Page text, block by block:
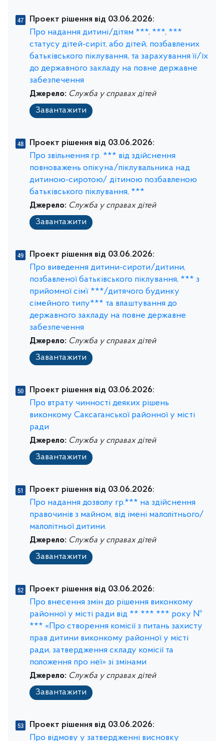
Проект рішення від 03.06.2026:
Про надання дитині/дітям ***, ***, ***
статусу дітей-сиріт, або дітей, позбавлених
батьківського піклування, та зарахування її/їх
до державного закладу на повне державне
забезпечення
Джерело: Служба у справах дітей
Завантажити
Проект рішення від 03.06.2026:
Про звільнення гр. *** від здійснення
повноважень опікуна/піклувальника над
дитиною-сиротою/ дітиною позбавленою
батьківського піклування, ***
Джерело: Служба у справах дітей
Завантажити
Проект рішення від 03.06.2026:
Про виведення дитини-сироти/дитини,
позбавленої батьківського піклування, *** з
прийомної сім’ї ***/дитячого будинку
сімейного типу*** та влаштування до
державного закладу на повне державне
забезпечення
Джерело: Служба у справах дітей
Завантажити
Проект рішення від 03.06.2026:
Про втрату чинності деяких рішень
виконкому Саксаганської районної у місті
ради
Джерело: Служба у справах дітей
Завантажити
Проект рішення від 03.06.2026:
Про надання дозволу гр.*** на здійснення
правочинів з майном, від імені малолітнього/
малолітньої дитини.
Джерело: Служба у справах дітей
Завантажити
Проект рішення від 03.06.2026:
Про внесення змін до рішення виконкому
районної у місті ради від ** *** *** року №
*** «Про створення комісії з питань захисту
прав дитини виконкому районної у місті
ради, затвердження складу комісії та
положення про неї» зі змінами
Джерело: Служба у справах дітей
Завантажити
Проект рішення від 03.06.2026:
Про відмову у затвердженні висновку